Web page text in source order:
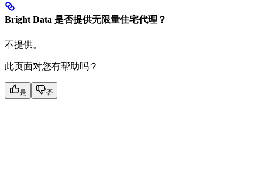
Bright Data 是否提供无限量住宅代理？
不提供。
此页面对您有帮助吗？
是 否